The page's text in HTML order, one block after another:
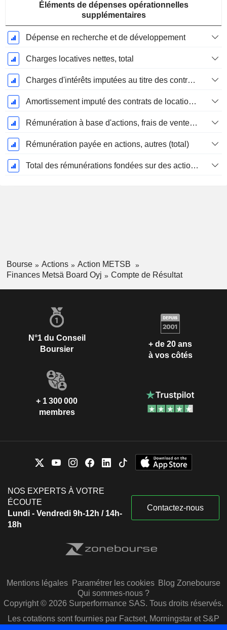
Éléments de dépenses opérationnelles
supplémentaires
Dépense en recherche et de développement
Charges locatives nettes, total
Charges d'intérêts imputées au titre des contrats de location
Amortissement imputé des contrats de location simple
Rémunération à base d'actions, frais de vente et d'administration (total)
Rémunération payée en actions, autres (total)
Total des rémunérations fondées sur des actions
Bourse Actions
Action METSB
Finances Metsä Board Oyj
Compte de Résultat
N°1 du Conseil
Boursier
+ de 20 ans
à vos côtés
+ 1 300 000
membres
NOS EXPERTS À VOTRE
ÉCOUTE
Lundi - Vendredi 9h-12h / 14h-
18h
Contactez-nous
Mentions légales Paramétrer les cookies Blog Zonebourse
Qui sommes-nous ?
Copyright © 2026 Surperformance SAS. Tous droits réservés.
Les cotations sont fournies par Factset, Morningstar et S&P